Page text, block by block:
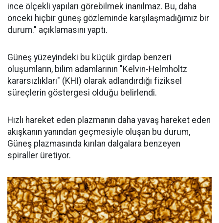
ince ölçekli yapıları görebilmek inanılmaz. Bu, daha
önceki hiçbir güneş gözleminde karşılaşmadığımız bir
durum." açıklamasını yaptı.
Güneş yüzeyindeki bu küçük girdap benzeri
oluşumların, bilim adamlarının "Kelvin-Helmholtz
kararsızlıkları" (KHI) olarak adlandırdığı fiziksel
süreçlerin göstergesi olduğu belirlendi.
Hızlı hareket eden plazmanın daha yavaş hareket eden
akışkanın yanından geçmesiyle oluşan bu durum,
Güneş plazmasında kırılan dalgalara benzeyen
spiraller üretiyor.